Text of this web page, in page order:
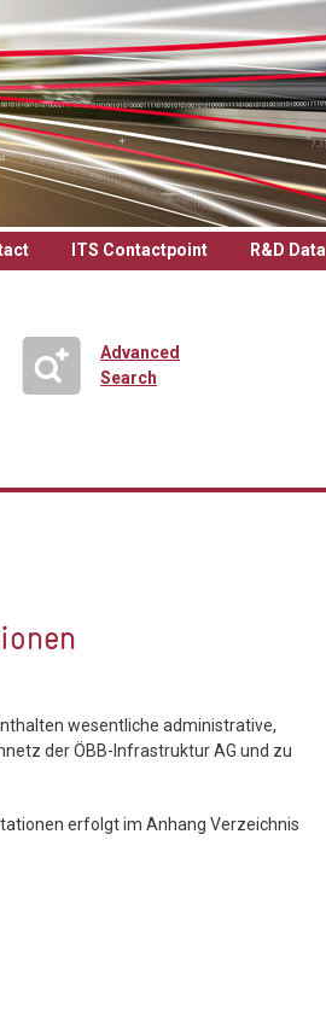
ITS Contactpoint R&D Data
Advanced
Search
wesentliche administrative,
der ÖBB-Infrastruktur AG und zu
erfolgt im Anhang Verzeichnis